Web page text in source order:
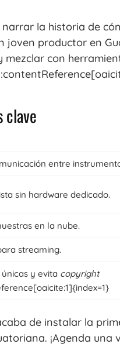
narrar la historia de
joven productor en
mezclar con
clave
entre
sin hardware dedicado.
en la nube.
streaming.
y evita copyright
de instalar la
¡Agenda una